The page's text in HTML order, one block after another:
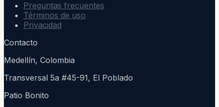
Preguntas frecuentes
Términos de uso
Privacidad
Contacto
Medellín, Colombia
Transversal 5a #45-91, El Poblado
Patio Bonito